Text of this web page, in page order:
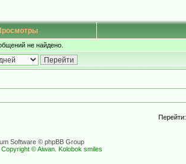
не найдено.
Перейти:
Software © phpBB Group
© Aiwan. Kolobok smiles